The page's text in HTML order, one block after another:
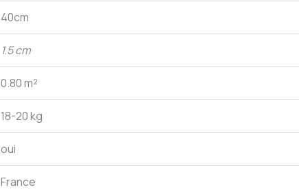
40cm
1.5 cm
0.80 m²
18-20 kg
oui
France